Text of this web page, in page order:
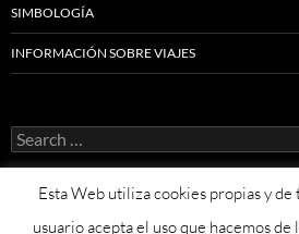
SIMBOLOGÍA
INFORMACIÓN SOBRE VIAJES
Search
for:
Esta Web utiliza cookies propias y
usuario acepta el uso que hacemos de